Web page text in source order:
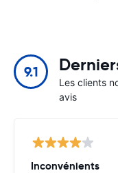
9.1
Les clients
avis
Inconvénients